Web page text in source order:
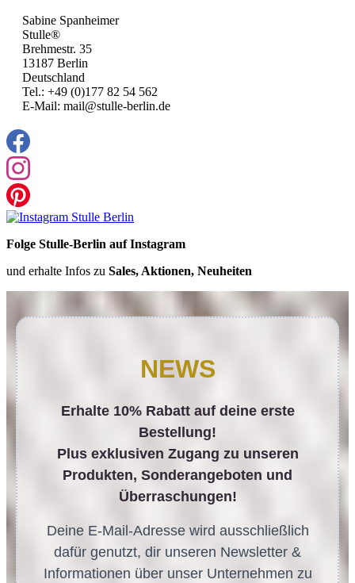
Sabine Spanheimer
Stulle®
Brehmestr. 35
13187 Berlin
Deutschland
Tel.: +49 (0)177 82 54 562
E-Mail: mail@stulle-berlin.de
Folge Stulle-Berlin auf Instagram
und erhalte Infos zu Sales, Aktionen, Neuheiten
NEWS
Erhalte 10% Rabatt auf deine erste
Bestellung!
Plus exklusiven Zugang zu unseren
Produkten, Sonderangeboten und
Überraschungen!
Deine E-Mail-Adresse wird ausschließlich
dafür genutzt, dir unseren Newsletter &
Informationen über unser Unternehmen zu